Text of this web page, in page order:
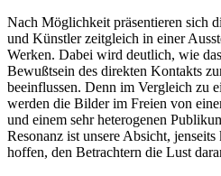
Nach Möglichkeit präsentieren sich
und Künstler zeitgleich in einer
Werken. Dabei wird deutlich, wie
Bewußtsein des direkten Kontakts
beeinflussen. Denn im Vergleich zu
werden die Bilder im Freien von
und einem sehr heterogenen
Resonanz ist unsere Absicht,
hoffen, den Betrachtern die Lust